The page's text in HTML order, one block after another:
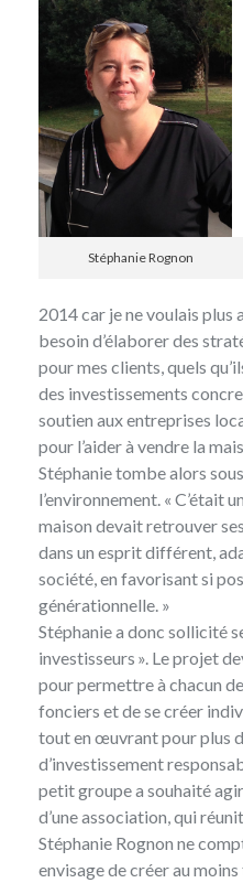
Stéphanie Rognon
2014 car je ne voulais plus
besoin d’élaborer des
pour mes clients, quels
des investissements
soutien aux entreprises
pour l’aider à vendre la
Stéphanie tombe alors
l’environnement. « C’était
maison devait retrouver
dans un esprit différent,
société, en favorisant si
générationnelle. »
Stéphanie a donc sollicité
investisseurs ». Le projet
pour permettre à chacun
fonciers et de se créer
tout en œuvrant pour plus
d’investissement
petit groupe a souhaité
d’une association, qui
Stéphanie Rognon ne
envisage de créer au